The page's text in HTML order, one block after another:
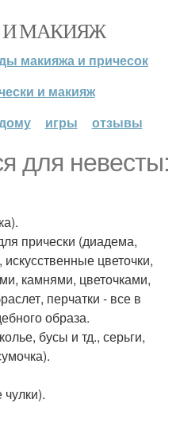
И МАКИЯЖ
макияжа и причесок
и макияж
игры отзывы
для невесты:
прически (диадема,
цветочки,
камнями, цветочками,
перчатки - все в
образа.
бусы и тд., серьги,
чулки).